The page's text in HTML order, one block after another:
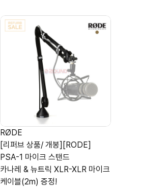
RØDE
[리퍼브 상품/ 개봉][RODE]
PSA-1 마이크 스탠드
카나레 & 뉴트릭 XLR-XLR 마이크
케이블(2m) 증정!